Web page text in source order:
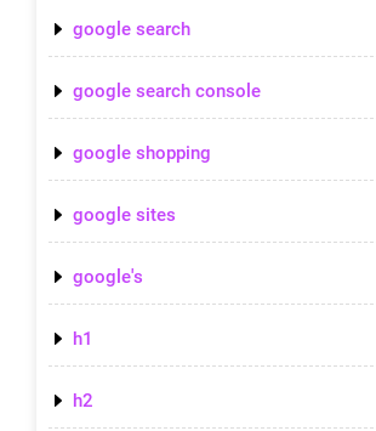
google search
google search console
google shopping
google sites
google's
h1
h2